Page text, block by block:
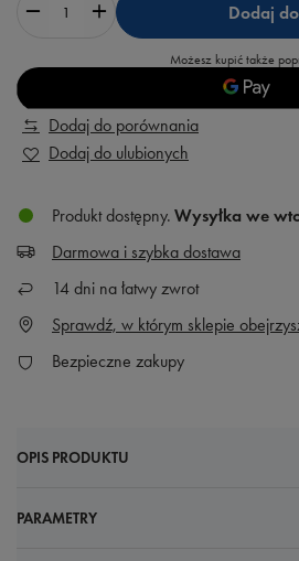
Dodaj
Możesz kupić także
Dodaj do porównania
Dodaj do ulubionych
Produkt dostępny Wysyłka we
Darmowa i szybka dostawa
14 dni na łatwy zwrot
Sprawdź, w którym sklepie
Bezpieczne zakupy
OPIS PRODUKTU
PARAMETRY